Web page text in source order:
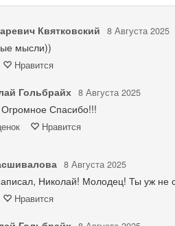
Квятковский 8 Августа 2025
мысли))
Нравится
Гольбрайх 8 Августа 2025
Спасибо!!!
Нравится
8 Августа 2025
Николай! Молодец! Ты уж не
Нравится